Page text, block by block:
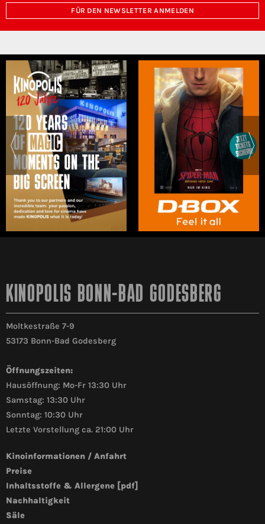
FÜR DEN NEWSLETTER ANMELDEN
KINOPOLIS BONN-BAD GODESBERG
Moltkestraße 7-9
53173 Bonn-Bad Godesberg
Öffnungszeiten:
Hausöffnung: Mo-Fr 13:30 Uhr
Samstag: 13:30 Uhr
Sonntag: 10:30 Uhr
Letzte Vorstellung ca. 21:00 Uhr
Kinoinformationen / Anfahrt
Preise
Inhaltsstoffe & Allergene [pdf]
Nachhaltigkeit
Säle